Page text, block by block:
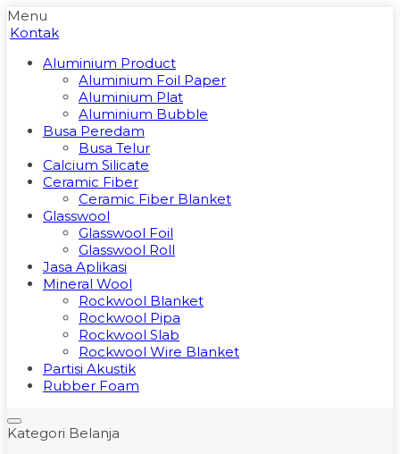
Menu
Kontak
Aluminium Product
Aluminium Foil Paper
Aluminium Plat
Aluminium Bubble
Busa Peredam
Busa Telur
Calcium Silicate
Ceramic Fiber
Ceramic Fiber Blanket
Glasswool
Glasswool Foil
Glasswool Roll
Jasa Aplikasi
Mineral Wool
Rockwool Blanket
Rockwool Pipa
Rockwool Slab
Rockwool Wire Blanket
Partisi Akustik
Rubber Foam
Kategori Belanja